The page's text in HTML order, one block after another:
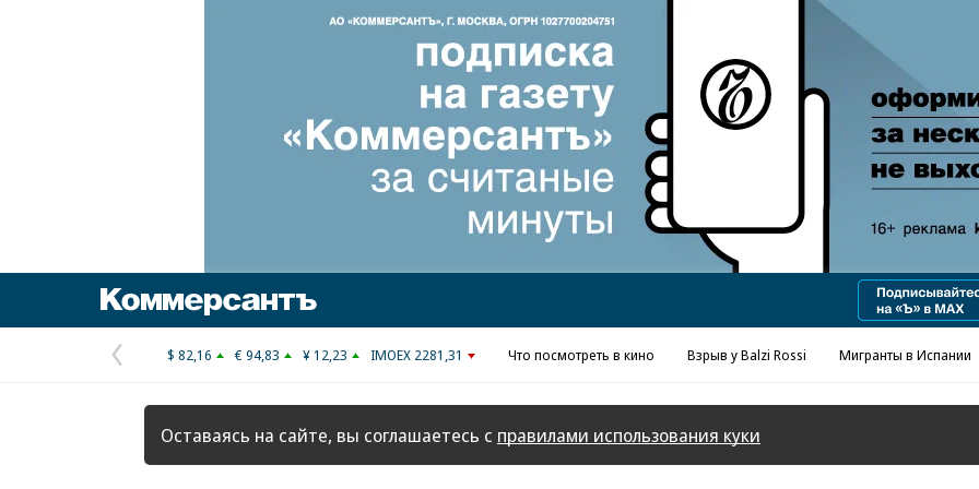
Реклама в «Ъ» www.kommersant.ru/ad
Предыдущая
страница
$ 82,16 € 94,83 ¥ 12,23 IMOEX 2281,31 Что посмотреть в кино Взрыв у Balzi Rossi Мигранты в Испании
Оставаясь на сайте, вы соглашаетесь с правилами использования куки